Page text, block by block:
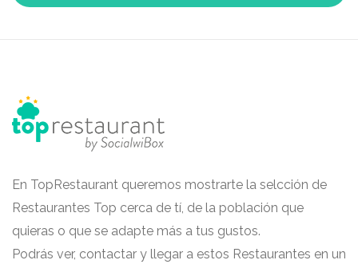
En TopRestaurant queremos mostrarte la selcción de
Restaurantes Top cerca de tí, de la población que
quieras o que se adapte más a tus gustos.
Podrás ver, contactar y llegar a estos Restaurantes en un